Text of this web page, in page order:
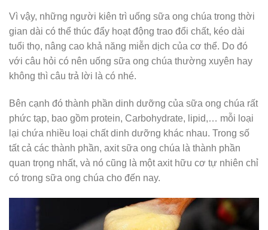
Vì vậy, những người kiên trì uống sữa ong chúa trong thời
gian dài có thể thúc đẩy hoạt động trao đổi chất, kéo dài
tuổi thọ, nâng cao khả năng miễn dịch của cơ thể. Do đó
với câu hỏi có nên uống sữa ong chúa thường xuyên hay
không thì câu trả lời là có nhé.
Bên cạnh đó thành phần dinh dưỡng của sữa ong chúa rất
phức tạp, bao gồm protein, Carbohydrate, lipid,… mỗi loại
lại chứa nhiều loại chất dinh dưỡng khác nhau. Trong số
tất cả các thành phần, axit sữa ong chúa là thành phần
quan trọng nhất, và nó cũng là một axit hữu cơ tự nhiên chỉ
có trong sữa ong chúa cho đến nay.